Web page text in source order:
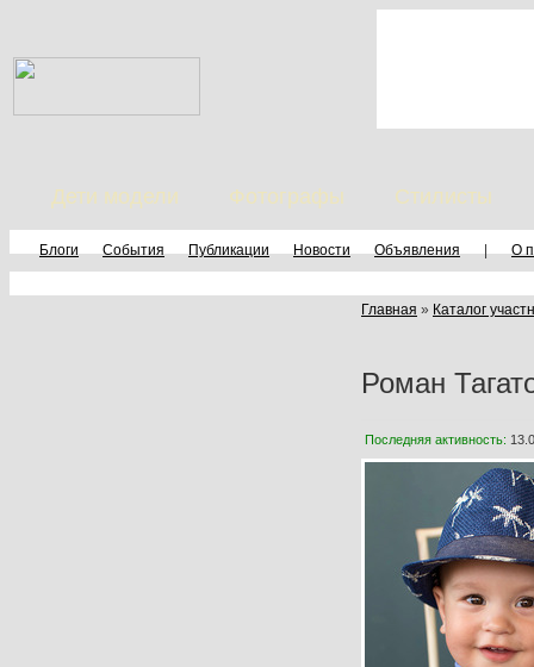
Дети модели Фотографы Стилисты
Блоги События Публикации Новости Объявления | О
Главная » Каталог
Роман
Последняя активность: